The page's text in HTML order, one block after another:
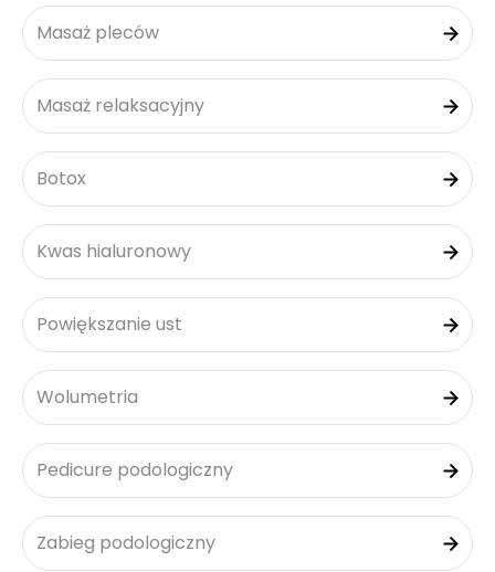
Masaż pleców
Masaż relaksacyjny
Botox
Kwas hialuronowy
Powiększanie ust
Wolumetria
Pedicure podologiczny
Zabieg podologiczny